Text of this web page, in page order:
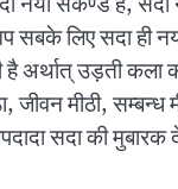
सबके लिए सदा
उड़ती
मीठी,
सदा की